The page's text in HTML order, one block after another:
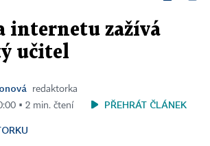
internetu zažívá
učitel
redaktorka
▪ 2 min. čtení
PŘEHRÁT ČLÁNEK